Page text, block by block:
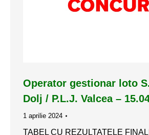
Operator gestionar loto
Dolj / P.L.J. Valcea –
1 aprilie 2024
TABEL CU REZULTATELE